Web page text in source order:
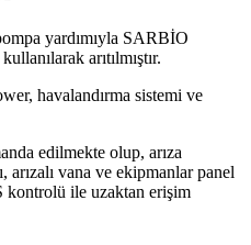
yardımıyla SARBİO
arıtılmıştır.
havalandırma sistemi ve
edilmekte olup, arıza
vana ve ekipmanlar panel
kontrolü ile uzaktan erişim